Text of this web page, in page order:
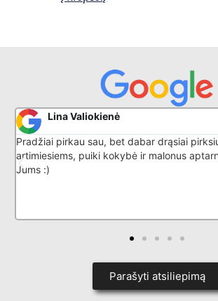
pirksiu dovanų ir
aptarnavimas. Ačiū
Puikiai išmano
Parašyti atsiliepimą